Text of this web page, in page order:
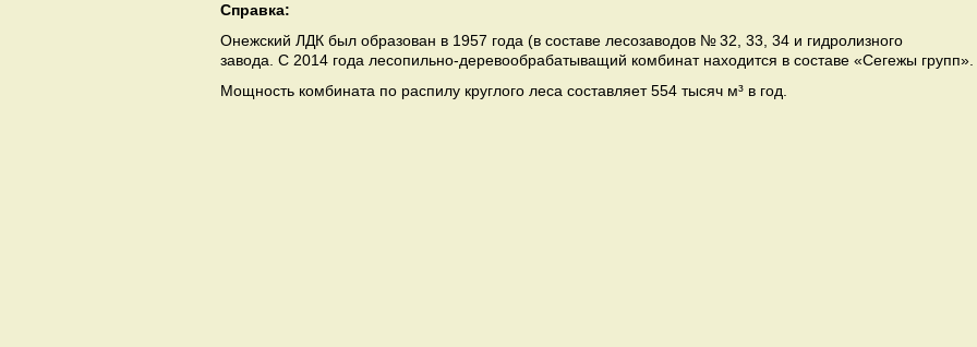
Справка:
Онежский ЛДК был образован в 1957 года (в составе лесозаводов № 32, 33, 34 и гидролизного
завода. С 2014 года лесопильно-деревообрабатыващий комбинат находится в составе «Сегежы групп».
Мощность комбината по распилу круглого леса составляет 554 тысяч м³ в год.